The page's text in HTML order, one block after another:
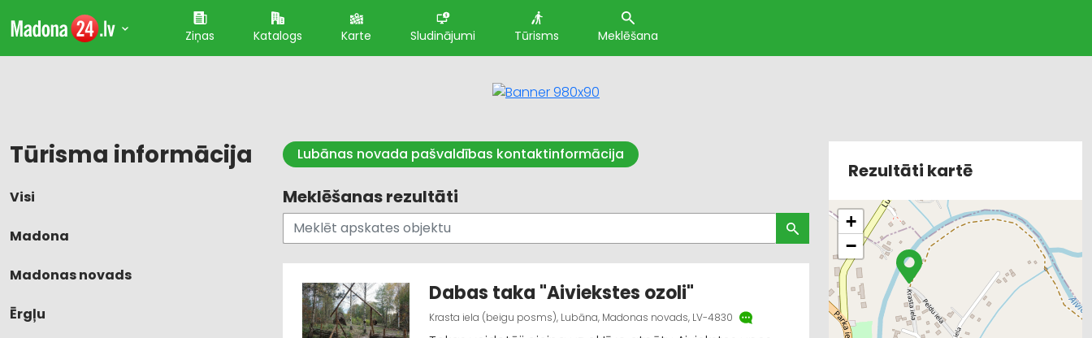
Ziņas Katalogs Karte Sludinājumi Tūrisms Meklēšana
Tūrisma informācija
Visi
Madona
Madonas novads
Ērgļu
Lubānas novada pašvaldības kontaktinformācija
Meklēšanas rezultāti
Dabas taka "Aiviekstes ozoli"
Krasta iela (beigu posms), Lubāna, Madonas novads, LV-4830
Rezultāti kartē
+
−